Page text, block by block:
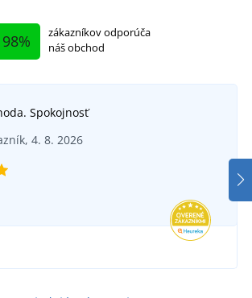
98%
zákazníkov odporúča
náš obchod
Spokojnosť
4. 8. 2026